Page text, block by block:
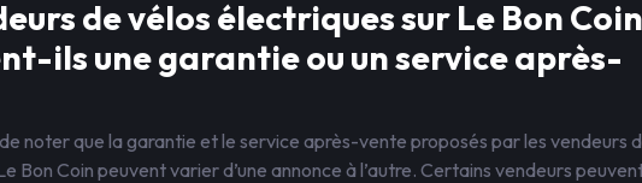
de vélos électriques sur Le Bon Coin
ils une garantie ou un service après-
noter que la garantie et le service après-vente proposés par les vendeurs
Bon Coin peuvent varier d’une annonce à l’autre. Certains vendeurs